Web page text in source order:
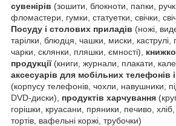
сувенірів (зошити, блокноти, папки,
фломастери, гумки, статуетки, свічки,
Посуду і столових приладів (ножі,
тарілки, блюдця, чашки, миски, каструлі,
чарки, склянки, пляшки, ємності),
продукції(книги, журнали, плакати,
аксесуарів для мобільних телефонів
(корпусу телефонів, чохли, навушники,
DVD-диски), продуктів харчування
горішки, круасани, пряники, печиво,
тортів, вафельні коржі, трубочки)